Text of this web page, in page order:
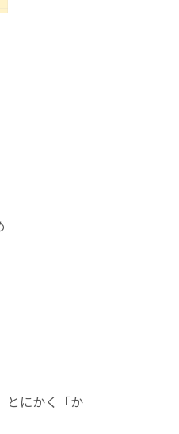
とにかく「か